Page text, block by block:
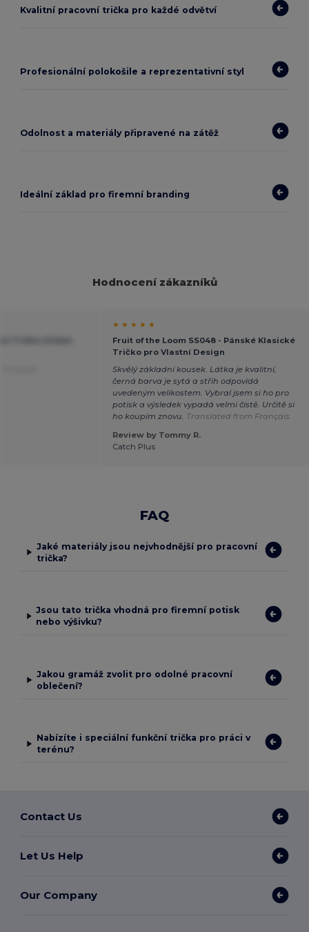
Kvalitní pracovní trička pro každé odvětví
Profesionální polokošile a reprezentativní styl
Odolnost a materiály připravené na zátěž
Ideální základ pro firemní branding
Hodnocení zákazníků
★ ★ ★ ★ ★
Fruit of the Loom SS048 - Pánské Klasické
Tričko pro Vlastní Design
Skvělý základní kousek. Látka je kvalitní,
černá barva je sytá a střih odpovídá
uvedeným velikostem. Vybral jsem si ho pro
potisk a výsledek vypadá velmi čistě. Určitě si
ho koupím znovu. Translated from Français
Review by Tommy R.
Catch Plus
FAQ
Jaké materiály jsou nejvhodnější pro pracovní
trička?
Jsou tato trička vhodná pro firemní potisk
nebo výšivku?
Jakou gramáž zvolit pro odolné pracovní
oblečení?
Nabízíte i speciální funkční trička pro práci v
terénu?
Contact Us
Let Us Help
Our Company